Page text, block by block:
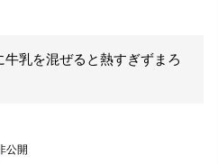
乳を混ぜると熱すぎずまろ
公開